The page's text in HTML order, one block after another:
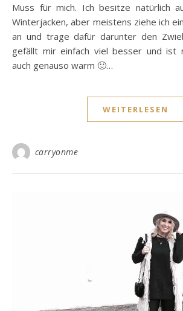
Muss für mich. Ich besitze natürlich
Winterjacken, aber meistens ziehe ich
an und trage dafür darunter den
gefällt mir einfach viel besser und ist
auch genauso warm 🙂…
WEITERLESEN
carryonme